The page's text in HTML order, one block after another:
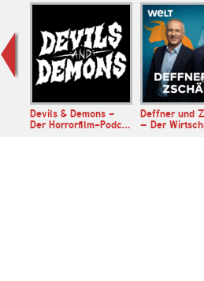
Devils & Demons -
Der Horrorfilm-Podc…
Deffner und
– Der